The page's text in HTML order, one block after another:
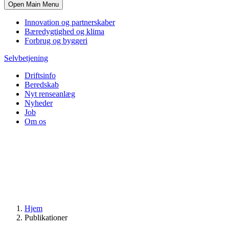
Open Main Menu
Innovation og partnerskaber
Bæredygtighed og klima
Forbrug og byggeri
Selvbetjening
Driftsinfo
Beredskab
Nyt renseanlæg
Nyheder
Job
Om os
Hjem
Publikationer